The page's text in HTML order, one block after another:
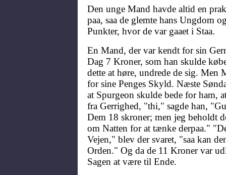
Den unge Mand havde altid en
paa, saa de glemte hans Ungdom
Punkter, hvor de var gaaet i Staa.
En Mand, der var kendt for sin
Dag 7 Kroner, som han skulde
dette at høre, undrede de sig. Men
for sine Penges Skyld. Næste
at Spurgeon skulde bede for ham,
fra Gerrighed, "thi," sagde han,
Dem 18 skroner; men jeg beholdt
om Natten for at tænke derpaa."
Vejen," blev der svaret, "saa kan
Orden." Og da de 11 Kroner var
Sagen at være til Ende.